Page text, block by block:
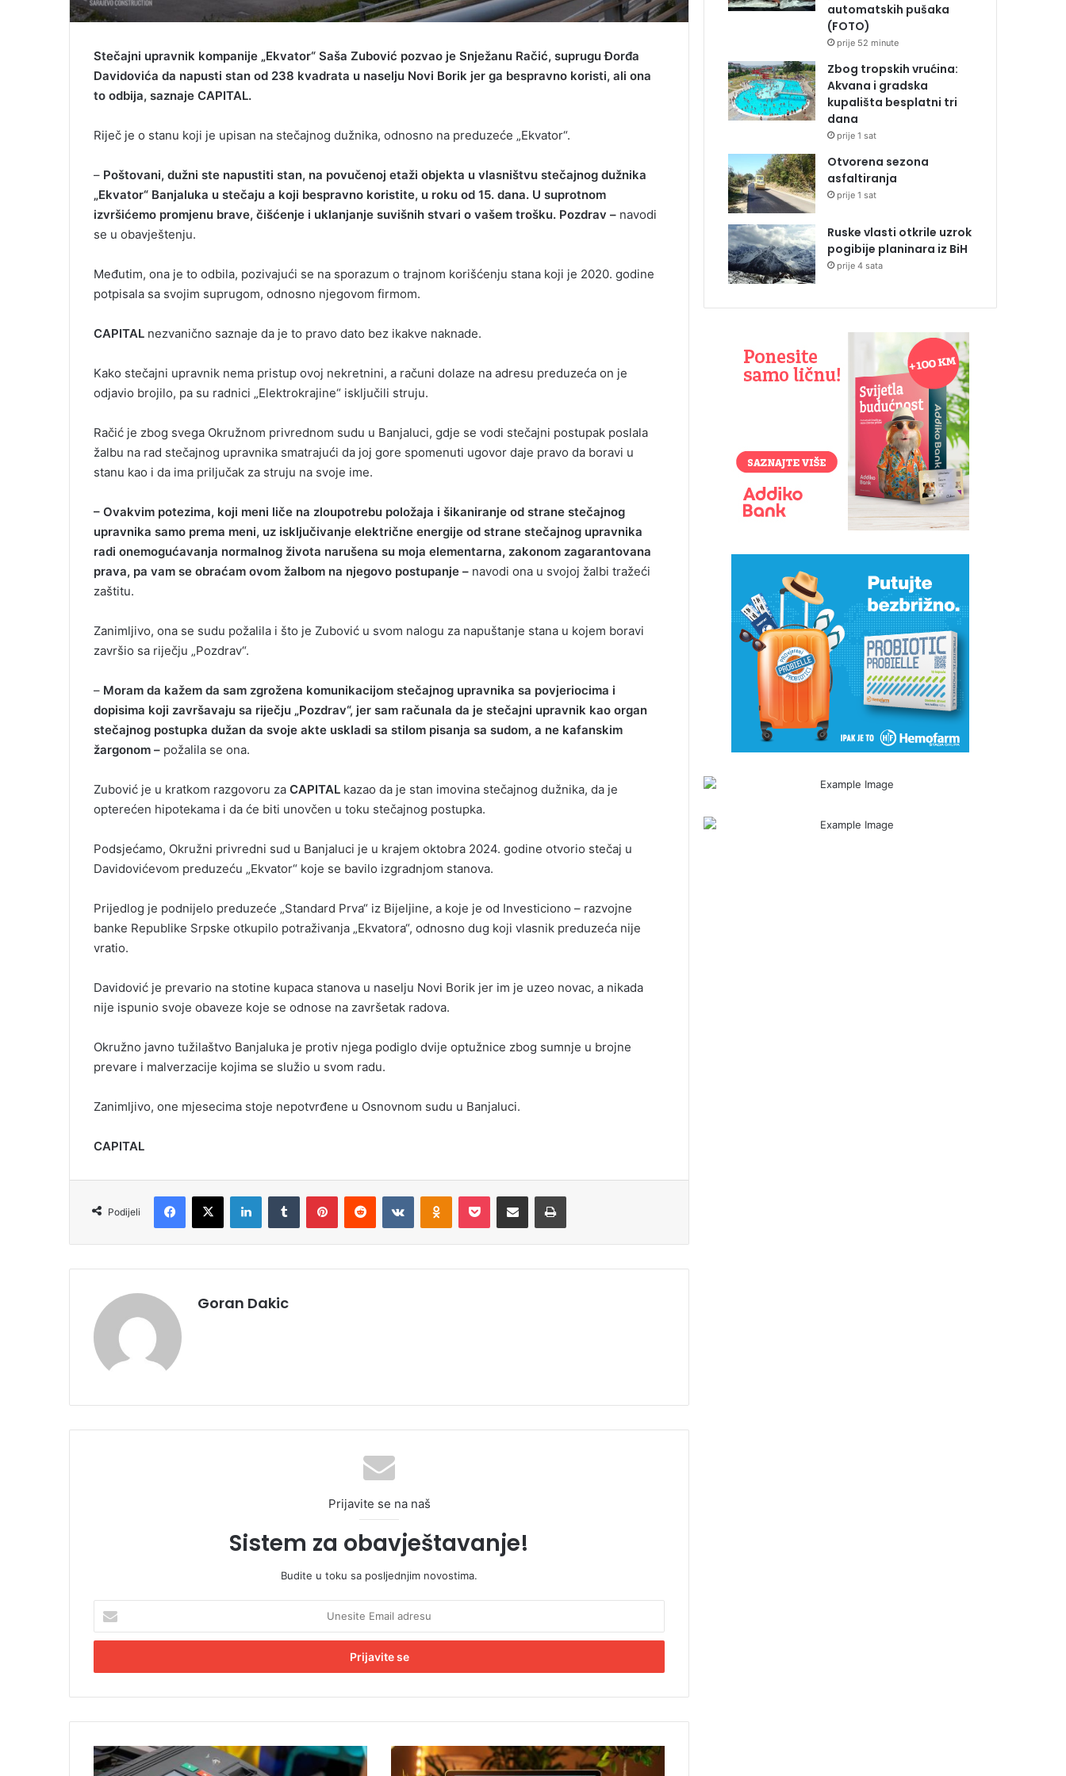
Stečajni upravnik kompanije „Ekvator“ Saša Zubović pozvao je Snježanu Račić, suprugu Đorđa
Davidovića da napusti stan od 238 kvadrata u naselju Novi Borik jer ga bespravno koristi, ali ona
to odbija, saznaje CAPITAL.
Riječ je o stanu koji je upisan na stečajnog dužnika, odnosno na preduzeće „Ekvator“.
– Poštovani, dužni ste napustiti stan, na povučenoj etaži objekta u vlasništvu stečajnog dužnika
„Ekvator“ Banjaluka u stečaju a koji bespravno koristite, u roku od 15. dana. U suprotnom
izvršićemo promjenu brave, čišćenje i uklanjanje suvišnih stvari o vašem trošku. Pozdrav – navodi
se u obavještenju.
Međutim, ona je to odbila, pozivajući se na sporazum o trajnom korišćenju stana koji je 2020. godine
potpisala sa svojim suprugom, odnosno njegovom firmom.
CAPITAL nezvanično saznaje da je to pravo dato bez ikakve naknade.
Kako stečajni upravnik nema pristup ovoj nekretnini, a računi dolaze na adresu preduzeća on je
odjavio brojilo, pa su radnici „Elektrokrajine“ isključili struju.
Račić je zbog svega Okružnom privrednom sudu u Banjaluci, gdje se vodi stečajni postupak poslala
žalbu na rad stečajnog upravnika smatrajući da joj gore spomenuti ugovor daje pravo da boravi u
stanu kao i da ima priljučak za struju na svoje ime.
– Ovakvim potezima, koji meni liče na zloupotrebu položaja i šikaniranje od strane stečajnog
upravnika samo prema meni, uz isključivanje električne energije od strane stečajnog upravnika
radi onemogućavanja normalnog života narušena su moja elementarna, zakonom zagarantovana
prava, pa vam se obraćam ovom žalbom na njegovo postupanje – navodi ona u svojoj žalbi tražeći
zaštitu.
Zanimljivo, ona se sudu požalila i što je Zubović u svom nalogu za napuštanje stana u kojem boravi
završio sa riječju „Pozdrav“.
– Moram da kažem da sam zgrožena komunikacijom stečajnog upravnika sa povjeriocima i
dopisima koji završavaju sa riječju „Pozdrav“, jer sam računala da je stečajni upravnik kao organ
stečajnog postupka dužan da svoje akte uskladi sa stilom pisanja sa sudom, a ne kafanskim
žargonom – požalila se ona.
Zubović je u kratkom razgovoru za CAPITAL kazao da je stan imovina stečajnog dužnika, da je
opterećen hipotekama i da će biti unovčen u toku stečajnog postupka.
Podsjećamo, Okružni privredni sud u Banjaluci je u krajem oktobra 2024. godine otvorio stečaj u
Davidovićevom preduzeću „Ekvator“ koje se bavilo izgradnjom stanova.
Prijedlog je podnijelo preduzeće „Standard Prva“ iz Bijeljine, a koje je od Investiciono – razvojne
banke Republike Srpske otkupilo potraživanja „Ekvatora“, odnosno dug koji vlasnik preduzeća nije
vratio.
Davidović je prevario na stotine kupaca stanova u naselju Novi Borik jer im je uzeo novac, a nikada
nije ispunio svoje obaveze koje se odnose na završetak radova.
Okružno javno tužilaštvo Banjaluka je protiv njega podiglo dvije optužnice zbog sumnje u brojne
prevare i malverzacije kojima se služio u svom radu.
Zanimljivo, one mjesecima stoje nepotvrđene u Osnovnom sudu u Banjaluci.
CAPITAL
Podijeli
Goran Dakic
Prijavite se na naš
Sistem za obavještavanje!
Budite u toku sa posljednjim novostima.
e
i
E
a
S
D
P
automatskih pušaka
(FOTO)
prije 52 minute
Zbog tropskih vrućina:
Akvana i gradska
kupališta besplatni tri
dana
prije 1 sat
Otvorena sezona
asfaltiranja
prije 1 sat
Ruske vlasti otkrile uzrok
pogibije planinara iz BiH
prije 4 sata